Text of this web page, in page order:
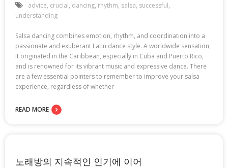
advice, crucial, dancing, rhythm, salsa, successful,
understanding
Salsa dancing combines emotion, rhythm, and coordination into a
passionate and exuberant Latin dance style. A worldwide sensation,
it originated in the Caribbean, especially in Cuba and Puerto Rico,
and is renowned for its vibrant music and expressive dance. There
are a few essential pointers to remember to improve your salsa
experience, regardless of whether
READ MORE
노래방의 지속적인 인기에 이어